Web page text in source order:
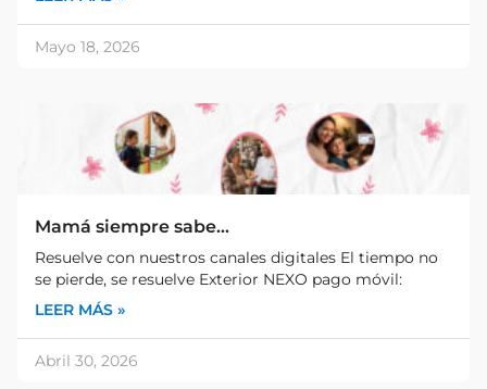
Mayo 18, 2026
Mamá siempre sabe…
Resuelve con nuestros canales digitales El tiempo no
se pierde, se resuelve Exterior NEXO pago móvil:
LEER MÁS »
Abril 30, 2026